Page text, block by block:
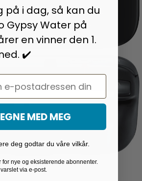
på i dag, så kan du
Gypsy Water på
en vinner den 1.
✔️
MED MEG
deg godtar du våre vilkår.
for nye og eksisterende abonnenter.
via e-post.